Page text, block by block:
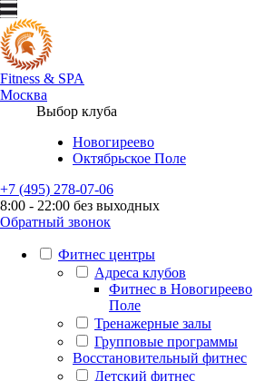
Fitness & SPA
Москва
Выбор клуба
Новогиреево
Октябрьское Поле
+7 (495) 278-07-06
8:00 - 22:00 без выходных
Обратный звонок
Фитнес центры
Адреса клубов
Фитнес в Новогиреево
Поле
Тренажерные залы
Групповые программы
Восстановительный фитнес
Детский фитнес